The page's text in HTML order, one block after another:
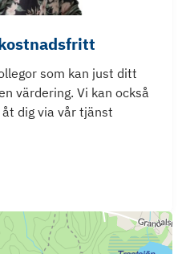
som kan just ditt
värdering. Vi kan också
dig via vår tjänst